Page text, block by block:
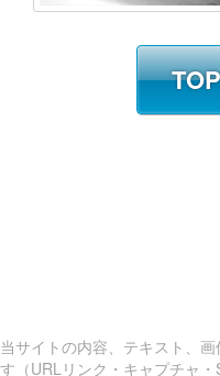
当サイトの内容、テキスト、
す（URLリンク・キャプチャ